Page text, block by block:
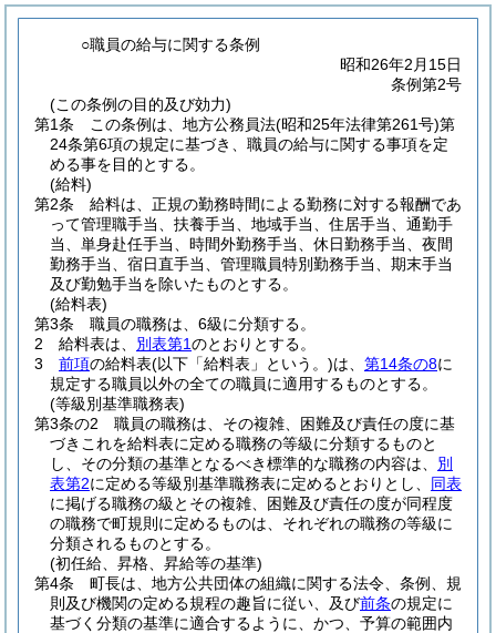
○職員の給与に関する条例
昭和26年2月15日
条例第2号
(この条例の目的及び効力)
第1条
この条例は、地方公務員法(昭和25年法律第261号)第
24条第6項の規定に基づき、職員の給与に関する事項を定
める事を目的とする。
(給料)
第2条
給料は、正規の勤務時間による勤務に対する報酬であ
って管理職手当、扶養手当、地域手当、住居手当、通勤手
当、単身赴任手当、時間外勤務手当、休日勤務手当、夜間
勤務手当、宿日直手当、管理職員特別勤務手当、期末手当
及び勤勉手当を除いたものとする。
(給料表)
第3条
職員の職務は、6級に分類する。
2
給料表は、 別表第1のとおりとする。
3
前項の給料表(以下「給料表」という。)は、 第14条の8に
規定する職員以外の全ての職員に適用するものとする。
(等級別基準職務表)
第3条の2
職員の職務は、その複雑、困難及び責任の度に基
づきこれを給料表に定める職務の等級に分類するものと
し、その分類の基準となるべき標準的な職務の内容は、 別
表第2に定める等級別基準職務表に定めるとおりとし、 同表
に掲げる職務の級とその複雑、困難及び責任の度が同程度
の職務で町規則に定めるものは、それぞれの職務の等級に
分類されるものとする。
(初任給、昇格、昇給等の基準)
第4条
町長は、地方公共団体の組織に関する法令、条例、規
則及び機関の定める規程の趣旨に従い、及び前条の規定に
基づく分類の基準に適合するように、かつ、予算の範囲内